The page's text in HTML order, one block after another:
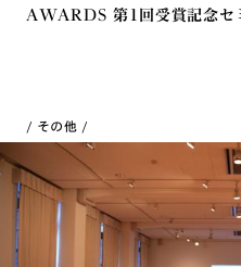
AWARDS 第1回受賞記念セ
その他